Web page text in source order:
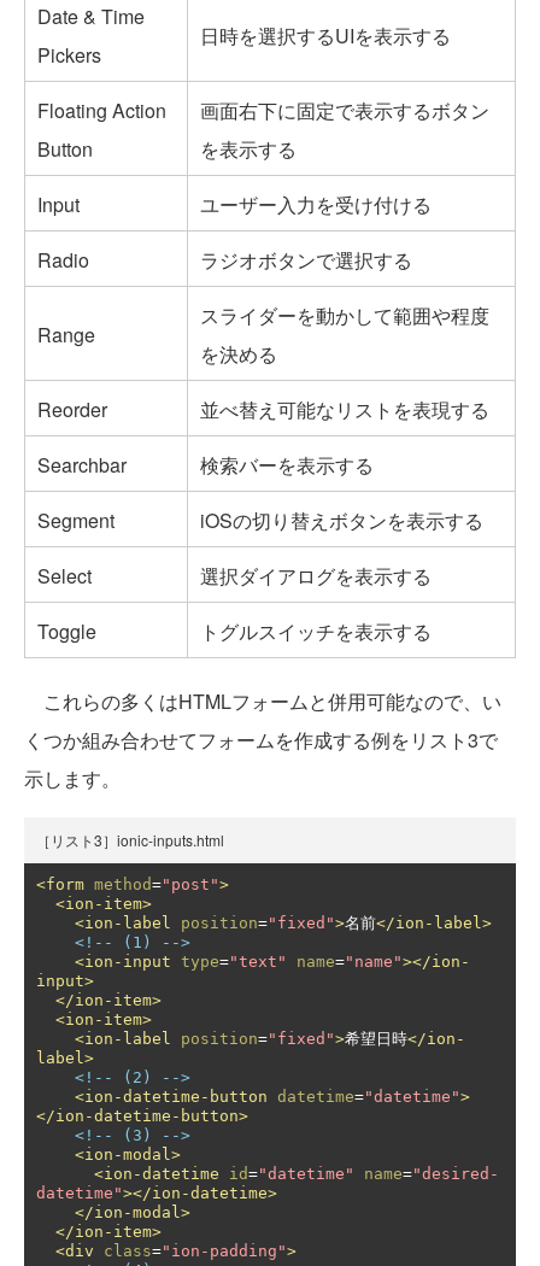
Date & Time
Pickers
日時を選択するUIを表示する
Floating Action
Button
画面右下に固定で表示するボタン
を表示する
Input
ユーザー入力を受け付ける
Radio
ラジオボタンで選択する
Range
スライダーを動かして範囲や程度
を決める
Reorder
並べ替え可能なリストを表現する
Searchbar
検索バーを表示する
Segment
iOSの切り替えボタンを表示する
Select
選択ダイアログを表示する
Toggle
トグルスイッチを表示する
これらの多くはHTMLフォームと併用可能なので、い
くつか組み合わせてフォームを作成する例をリスト3で
示します。
［リスト3］ionic-inputs.html
<form method="post">
<ion-item>
<ion-label
position="fixed">名前</ion-label>
<!-- (1) -->
<ion-input type="text" name="name"></ion-
input>
</ion-item>
<ion-item>
<ion-label
position="fixed">希望日時</ion-
label>
<!-- (2) -->
<ion-datetime-button datetime="datetime">
</ion-datetime-button>
<!-- (3) -->
<ion-modal>
<ion-datetime
id="datetime" name="desired-
datetime"></ion-datetime>
</ion-modal>
</ion-item>
<div
class="ion-padding">